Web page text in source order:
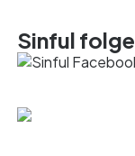
Sinful